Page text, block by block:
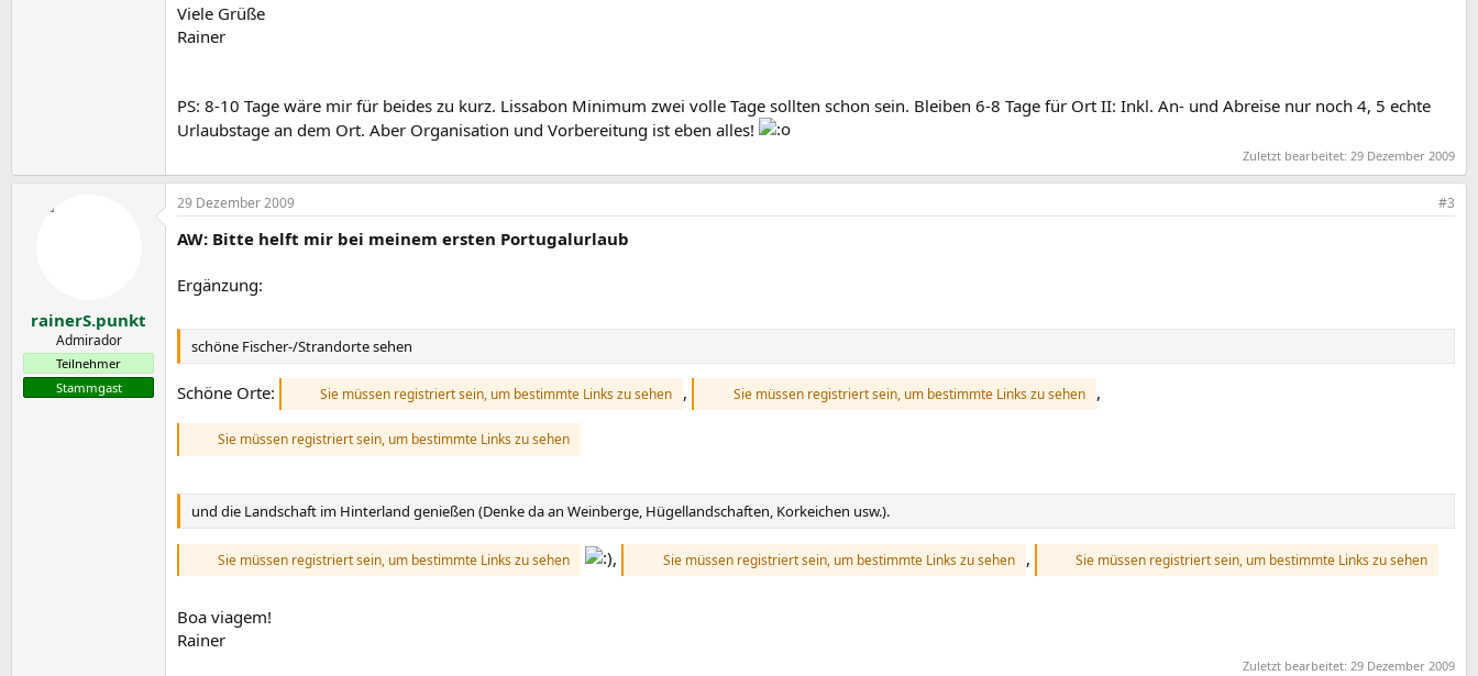
Viele Grüße
Rainer
PS: 8-10 Tage wäre mir für beides zu kurz. Lissabon Minimum zwei volle Tage sollten schon sein. Bleiben 6-8 Tage für Ort II: Inkl. An- und Abreise nur noch 4, 5 echte
Urlaubstage an dem Ort. Aber Organisation und Vorbereitung ist eben alles!
Zuletzt bearbeitet: 29 Dezember 2009
rainerS.punkt
Admirador
Teilnehmer
Stammgast
29 Dezember 2009 #3
AW: Bitte helft mir bei meinem ersten Portugalurlaub
Ergänzung:
schöne Fischer-/Strandorte sehen
Schöne Orte: Sie müssen registriert sein, um bestimmte Links zu sehen , Sie müssen registriert sein, um bestimmte Links zu sehen ,
Sie müssen registriert sein, um bestimmte Links zu sehen
und die Landschaft im Hinterland genießen (Denke da an Weinberge, Hügellandschaften, Korkeichen usw.).
Sie müssen registriert sein, um bestimmte Links zu sehen , Sie müssen registriert sein, um bestimmte Links zu sehen , Sie müssen registriert sein, um bestimmte Links zu sehen
Boa viagem!
Rainer
Zuletzt bearbeitet: 29 Dezember 2009